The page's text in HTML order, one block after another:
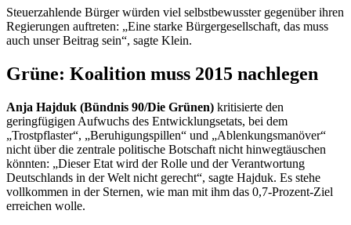
Steuerzahlende Bürger würden viel selbstbewusster gegenüber ihren
Regierungen auftreten: „Eine starke Bürgergesellschaft, das muss
auch unser Beitrag sein“, sagte Klein.
Grüne: Koalition muss 2015 nachlegen
Anja Hajduk (Bündnis 90/Die Grünen) kritisierte den
geringfügigen Aufwuchs des Entwicklungsetats, bei dem
„Trostpflaster“, „Beruhigungspillen“ und „Ablenkungsmanöver“
nicht über die zentrale politische Botschaft nicht hinwegtäuschen
könnten: „DieserEtat wird der Rolle und der Verantwortung
Deutschlands in der Welt nicht gerecht“, sagte Hajduk. Es stehe
vollkommen in der Sternen, wie man mit ihm das 0,7-Prozent-Ziel
erreichen wolle.